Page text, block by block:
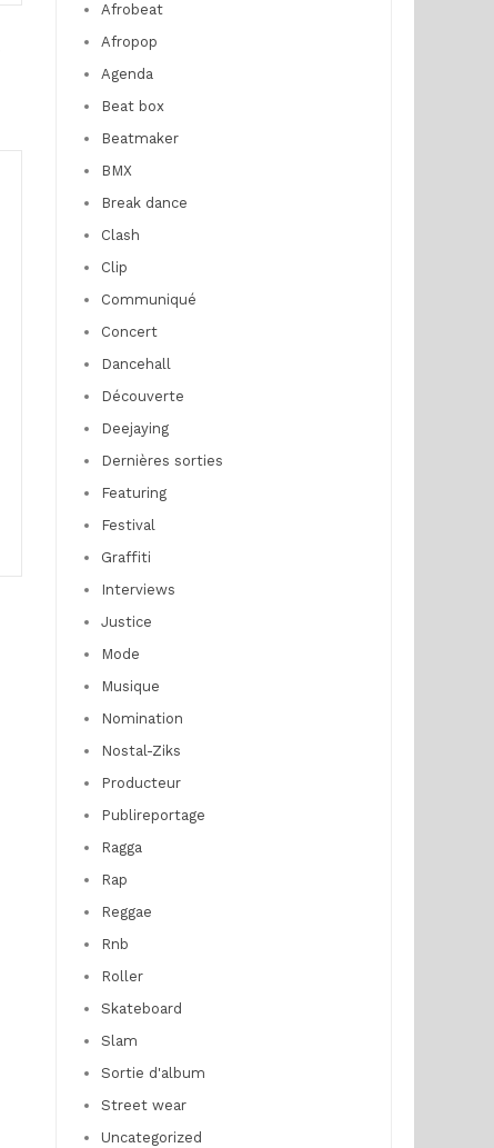
Afrobeat
Afropop
Agenda
Beat box
Beatmaker
BMX
Break dance
Clash
Clip
Communiqué
Concert
Dancehall
Découverte
Deejaying
Dernières sorties
Featuring
Festival
Graffiti
Interviews
Justice
Mode
Musique
Nomination
Nostal-Ziks
Producteur
Publireportage
Ragga
Rap
Reggae
Rnb
Roller
Skateboard
Slam
Sortie d'album
Street wear
Uncategorized